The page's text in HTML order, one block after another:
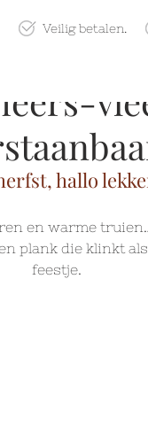
hallo
en warme
plank die klinkt
feestje.
Veilig betalen.